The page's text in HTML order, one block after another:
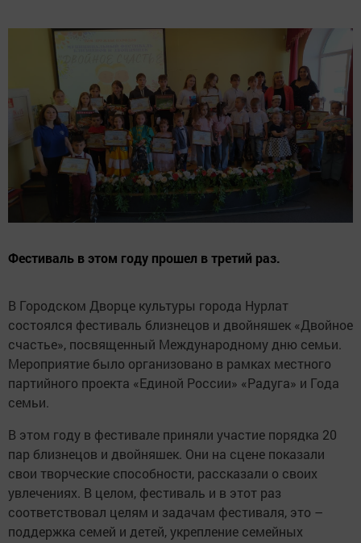
Фестиваль в этом году прошел в третий раз.
В Городском Дворце культуры города Нурлат
состоялся фестиваль близнецов и двойняшек «Двойное
счастье», посвященный Международному дню семьи.
Мероприятие было организовано в рамках местного
партийного проекта «Единой России» «Радуга» и Года
семьи.
В этом году в фестивале приняли участие порядка 20
пар близнецов и двойняшек. Они на сцене показали
свои творческие способности, рассказали о своих
увлечениях. В целом, фестиваль и в этот раз
соответствовал целям и задачам фестиваля, это –
поддержка семей и детей, укрепление семейных